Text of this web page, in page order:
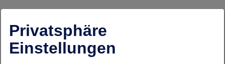
Privatsphäre
Einstellungen